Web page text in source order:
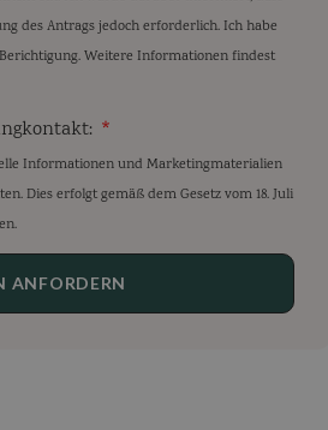
des Antrags jedoch erforderlich. Ich habe
Weitere Informationen findest
Informationen und Marketingmaterialien
Dies erfolgt gemäß dem Gesetz vom 18. Juli
ANFORDERN